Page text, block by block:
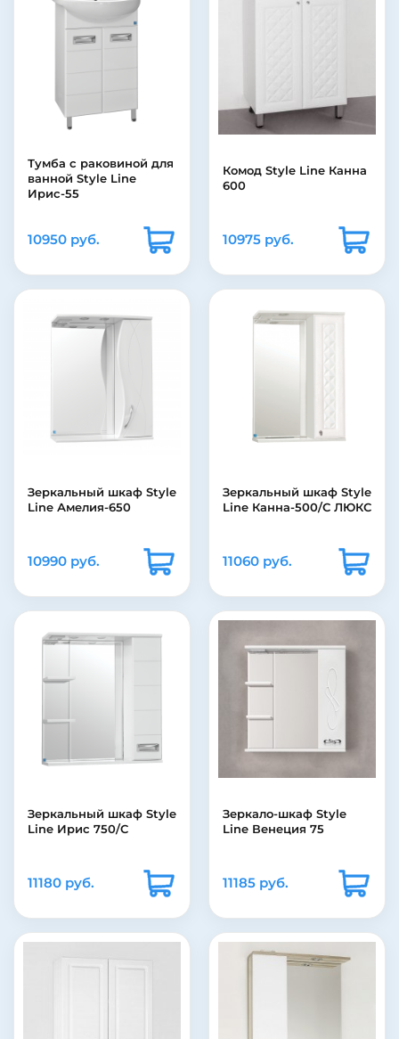
Тумба c раковиной для
ванной Style Line
Ирис-55
10950 руб.
Комод Style Line Канна
600
10975 руб.
Зеркальный шкаф Style
Line Амелия-650
10990 руб.
Зеркальный шкаф Style
Line Канна-500/С ЛЮКС
11060 руб.
Зеркальный шкаф Style
Line Ирис 750/С
11180 руб.
Зеркало-шкаф Style
Line Венеция 75
11185 руб.